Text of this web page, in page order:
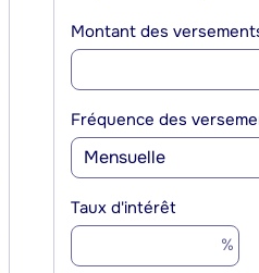
Montant des
Fréquence des
Mensuelle
Taux d'intérêt
%